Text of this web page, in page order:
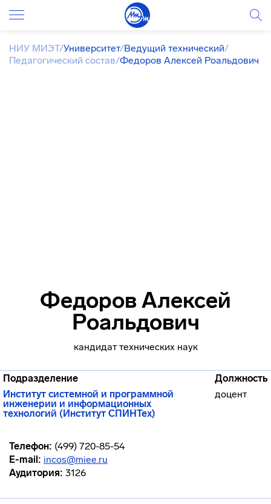
НИУ МИЭТ/Университет/Ведущий технический/
Педагогический состав/Федоров Алексей Роальдович
Федоров Алексей
Роальдович
кандидат технических наук
Подразделение
Должность
Институт системной и программной
инженерии и информационных
технологий (Институт СПИНТех)
доцент
Телефон: (499) 720-85-54
E-mail: incos@miee.ru
Аудитория: 3126